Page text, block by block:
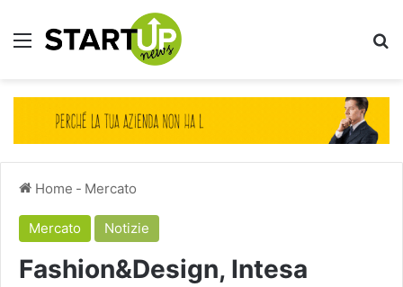
Menu
Home - Mercato
Mercato Notizie
Fashion&Design, Intesa